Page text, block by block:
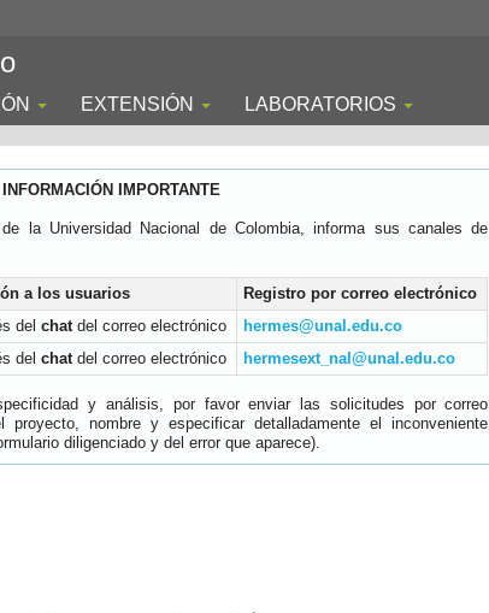
EXTENSIÓN LABORATORIOS
INFORMACIÓN IMPORTANTE
la Universidad Nacional de Colombia, informa sus canales de
a los usuarios
Registro por correo electrónico
del chatdel correo electrónico
hermes@unal.edu.co
del chatdel correo electrónico hermesext_nal@unal.edu.co
y análisis, por favor enviar las solicitudes por correo
nombre y especificar detalladamente el inconveniente
diligenciado y del error que aparece).